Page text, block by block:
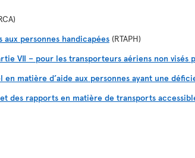
personnes handicapées (RTAPH)
VII – pour les transporteurs aériens non visés
matière d’aide aux personnes ayant une
des rapports en matière de transports